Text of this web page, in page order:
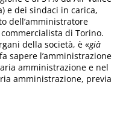
e dei sindaci in carica,
dell’amministratore
commercialista di Torino.
della società, è «già
sapere l’amministrazione
amministrazione e nel
amministrazione, previa